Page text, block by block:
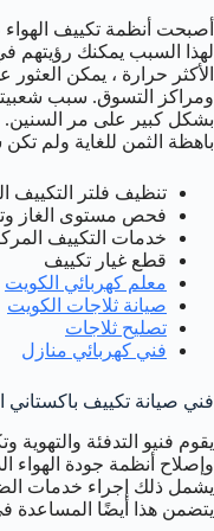
أصبحت أنظمة تكييف
لهذا السبب يمكنك رؤيتهم
الأكثر حرارة ، يمكن العثور
ومراكز التسوق. سبب
بشكل كبير على مر
باهظة الثمن للغاية ولم
تنظيف فلتر التكييف
فحص مستوى الغاز
خدمات التكييف
قطع غيار تكييف
معلم كهربائي الكويت
صيانة ثلاجات الكويت
تصليح ثلاجات
فني كهربائي منازل
فني صيانة تكييف باكستاني
يقوم فنيو التدفئة والتهوية
وإصلاح أنظمة جودة الهواء
يشمل ذلك إجراء خدمات
يتضمن هذا أيضًا المساعدة